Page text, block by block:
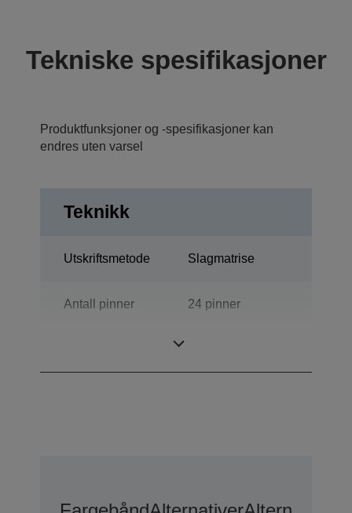
Tekniske spesifikasjoner
Produktfunksjoner og -spesifikasjoner kan
endres uten varsel
Teknikk
Utskriftsmetode Slagmatrise
Antall pinner 24 pinner